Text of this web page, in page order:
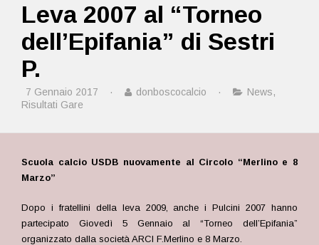
Leva 2007 al “Torneo
dell’Epifania” di Sestri
P.
7 Gennaio 2017 · donboscocalcio · News,
Risultati Gare
Scuola calcio USDB nuovamente al Circolo “Merlino e 8
Marzo”
Dopo i fratellini della leva 2009, anche i Pulcini 2007 hanno
partecipato Giovedì 5 Gennaio al “Torneo dell’Epifania”
organizzato dalla società ARCI F.Merlino e 8 Marzo.